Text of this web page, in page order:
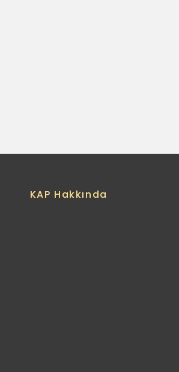
KAP Hakkında